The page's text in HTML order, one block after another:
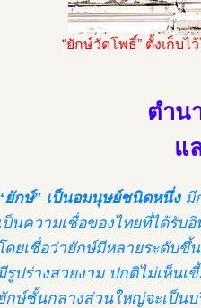
“ยักษ์วัดโพธิ์” ตั้งเก็บ
ตำน
แ
ยักษ์” เป็นอมนุษย์ชนิดหนึ่งมี
ป็นความเชื่อของไทยที่ได้รั
โดยเชื่อว่ายักษ์มีหลายระดับ
รูปร่างสวยงาม ปกติไม่เห็นเ
กษ์ชั้นกลางส่วนใหญ่จะเป็น